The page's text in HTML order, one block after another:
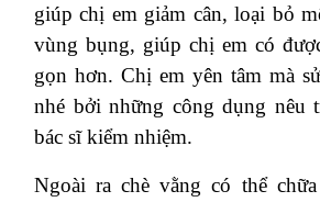
giúp chị em giảm cân, loại bỏ
vùng bụng, giúp chị em có
gọn hơn. Chị em yên tâm mà
nhé bởi những công dụng nêu
bác sĩ kiểm nhiệm.
Ngoài ra chè vằng có thể